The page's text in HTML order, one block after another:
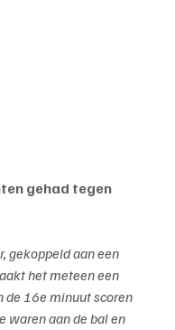
gehad tegen
gekoppeld aan een
het meteen een
de 16e minuut scoren
waren aan de bal en